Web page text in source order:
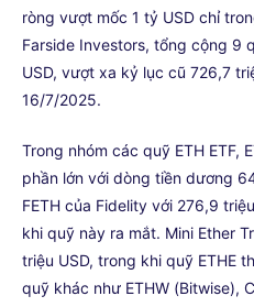
ròng vượt mốc 1 tỷ USD chỉ
Farside Investors, tổng cộng 9
USD, vượt xa kỷ lục cũ 726,7
16/7/2025.
Trong nhóm các quỹ ETH ETF,
phần lớn với dòng tiền dương
FETH của Fidelity với 276,9
khi quỹ này ra mắt. Mini Ether
triệu USD, trong khi quỹ ETHE
quỹ khác như ETHW (Bitwise),